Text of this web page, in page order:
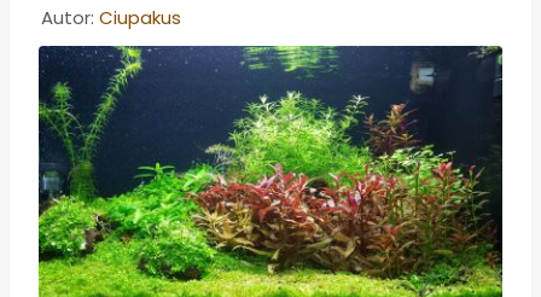
Informacje o artykule
Autor: Ciupakus